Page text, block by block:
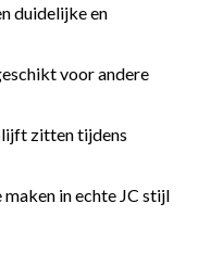
duidelijke en
voor andere
zitten tijdens
in echte JC stijl